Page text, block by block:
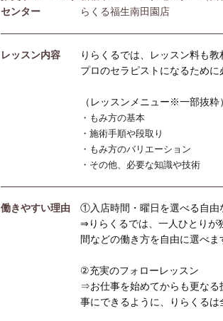
センター
らくる福生南田園店
レッスン内容
りらくるでは、レッスン料も
プロのセラピストになるため
（レッスンメニュー※一部抜粋）
・もみ方の基本
・施術手順や段取り
・もみ方のバリエーション
・その他、必要な知識や技術
働きやすい理由
①入店時間・曜日を選べる自由
⇒りらくるでは、一人ひとりが
間などの働き方を自由に選べま
②充実のフォローレッスン
⇒お仕事を始めてからも更なる
事にできるように、りらくるは